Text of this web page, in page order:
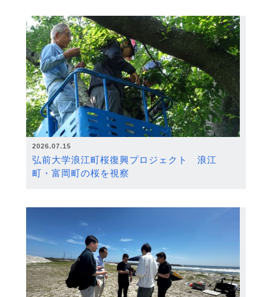
2026.07.15
弘前大学浪江町桜復興プロジェクト 浪江
町・富岡町の桜を視察